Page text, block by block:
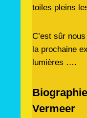
toiles pleins
C’est sûr
la prochaine
lumières ….
Vermeer